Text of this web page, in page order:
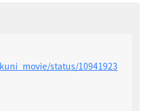
status/10941923